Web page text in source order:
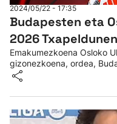
2024/05/22 - 17:35
Budapesten eta
2026
Emakumezkoena Osloko
gizonezkoena, ordea,